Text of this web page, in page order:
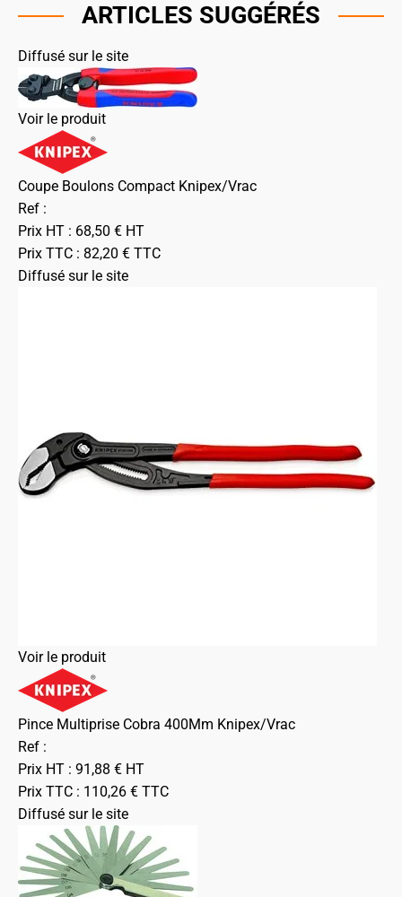
ARTICLES SUGGÉRÉS
Diffusé sur le site
Voir le produit
Coupe Boulons Compact Knipex/Vrac
Ref :
Prix HT : 68,50 € HT
Prix TTC : 82,20 € TTC
Diffusé sur le site
Voir le produit
Pince Multiprise Cobra 400Mm Knipex/Vrac
Ref :
Prix HT : 91,88 € HT
Prix TTC : 110,26 € TTC
Diffusé sur le site